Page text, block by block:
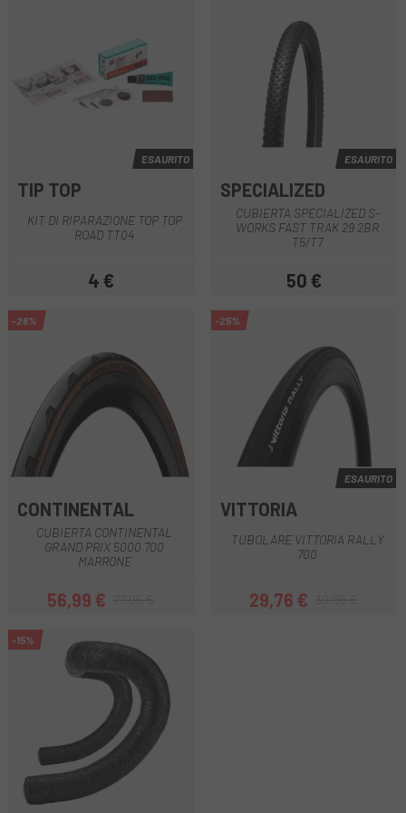
ESAURITO
TIP TOP
KIT DI RIPARAZIONE TOP TOP
ROAD TT04
Prezzo
4 €
ESAURITO
SPECIALIZED
CUBIERTA SPECIALIZED S-
WORKS FAST TRAK 29 2BR
T5/T7
Prezzo
50 €
-26%
CONTINENTAL
CUBIERTA CONTINENTAL
GRAND PRIX 5000 700
MARRONE
Prezzo
56,99 €Prezzo base
-25%
ESAURITO
VITTORIA
TUBOLARE VITTORIA RALLY
700
Prezzo
29,76 €Prezzo base
-15%